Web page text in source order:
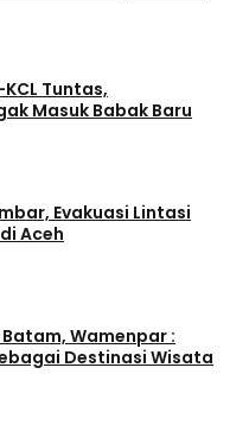
Tuntas,
Masuk Babak Baru
Evakuasi Lintasi
Aceh
Batam, Wamenpar :
Destinasi Wisata